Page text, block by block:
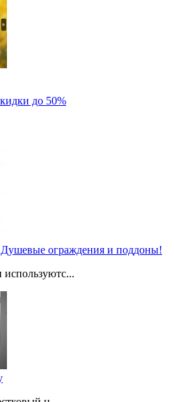
до 50%
ограждения и поддоны!